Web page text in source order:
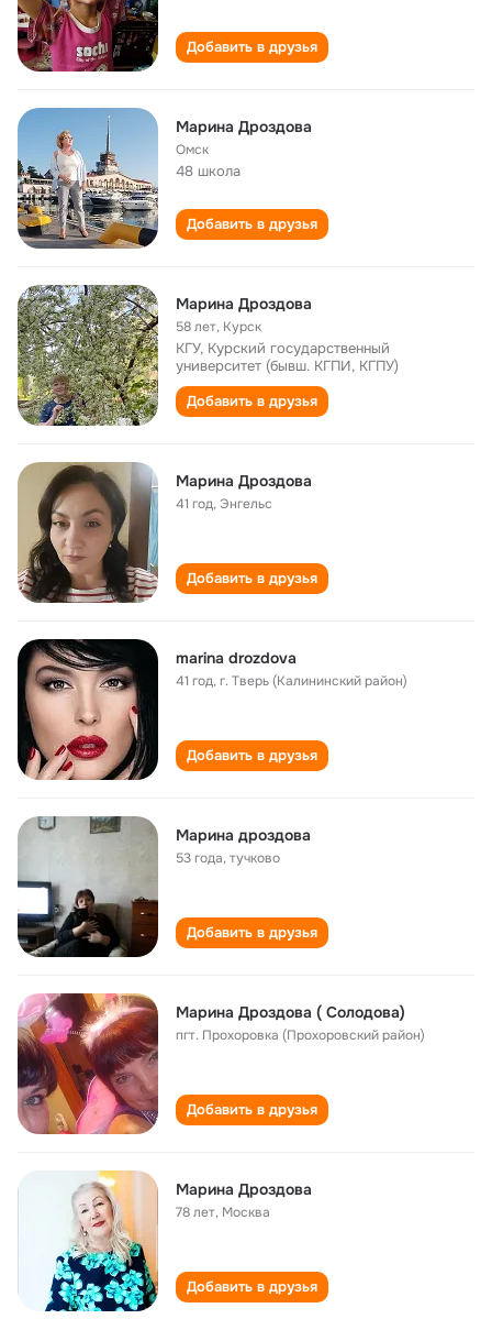
Добавить в друзья
Марина Дроздова
Омск
48 школа
Добавить в друзья
Марина Дроздова
58 лет, Курск
КГУ, Курский государственный
университет (бывш. КГПИ, КГПУ)
Добавить в друзья
Марина Дроздова
41 год, Энгельс
Добавить в друзья
marina drozdova
41 год,г. Тверь (Калининский район)
Добавить в друзья
Марина дроздова
53 года,тучково
Добавить в друзья
Марина Дроздова ( Солодова)
пгт. Прохоровка (Прохоровский район)
Добавить в друзья
Марина Дроздова
78 лет, Москва
Добавить в друзья